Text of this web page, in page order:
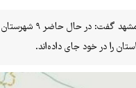
معاون بهداشتی
را در خود جای داده‌اند.